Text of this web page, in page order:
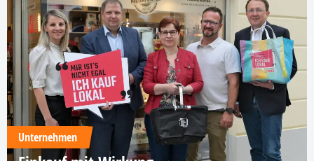
Unternehmen